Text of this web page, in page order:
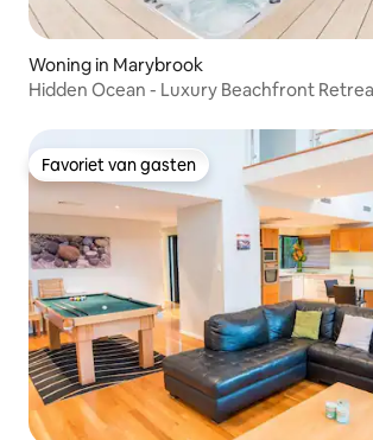
Woning in Marybrook
Hidden Ocean - Luxury Beachfront
Favoriet van gasten
Favoriet van gasten